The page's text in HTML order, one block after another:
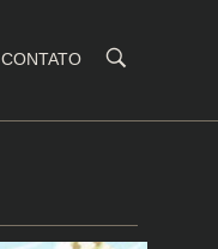
CONTATO